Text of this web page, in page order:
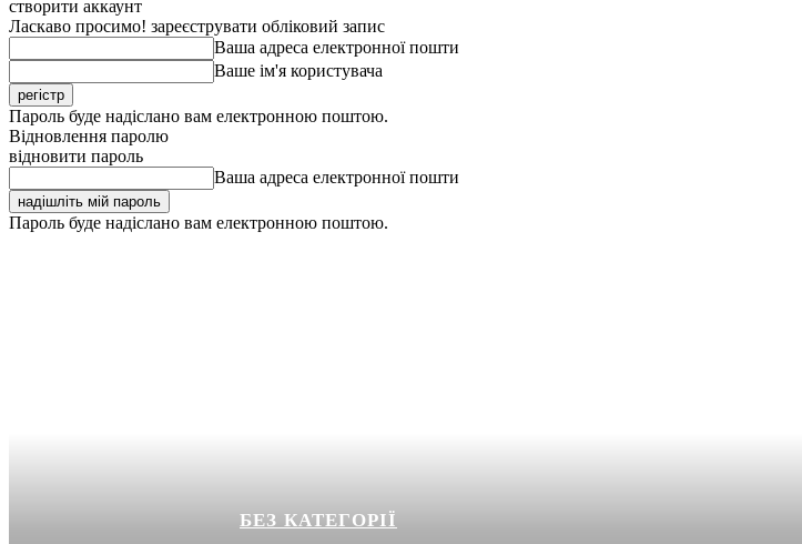
створити аккаунт
Ласкаво просимо! зареєструвати обліковий запис
Ваша адреса електронної пошти
Ваше ім'я користувача
Пароль буде надіслано вам електронною поштою.
Відновлення паролю
відновити пароль
Ваша адреса електронної пошти
Пароль буде надіслано вам електронною поштою.
БЕЗ КАТЕГОРІЇ